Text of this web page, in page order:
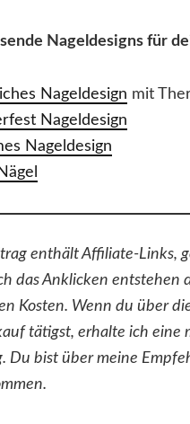
Nageldesigns für
Nageldesign mit
Nageldesign
Nageldesign
enthält Affiliate-Links,
das Anklicken entstehen
Kosten. Wenn du über
tätigst, erhalte ich eine
Du bist über meine